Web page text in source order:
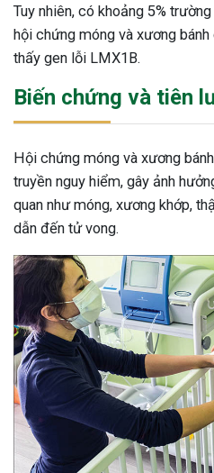
Tuy nhiên, có khoảng 5%
hội chứng móng và xương
thấy gen lỗi LMX1B.
Biến chứng và tiên
Hội chứng móng và xương
truyền nguy hiểm, gây ảnh
quan như móng, xương khớp,
dẫn đến tử vong.